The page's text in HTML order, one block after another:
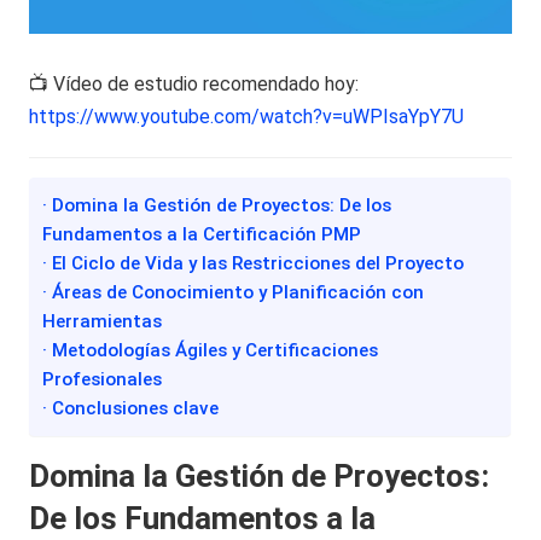
📺 Vídeo de estudio recomendado hoy:
https://www.youtube.com/watch?v=uWPIsaYpY7U
· Domina la Gestión de Proyectos: De los
Fundamentos a la Certificación PMP
· El Ciclo de Vida y las Restricciones del Proyecto
· Áreas de Conocimiento y Planificación con
Herramientas
· Metodologías Ágiles y Certificaciones
Profesionales
· Conclusiones clave
Domina la Gestión de Proyectos:
De los Fundamentos a la